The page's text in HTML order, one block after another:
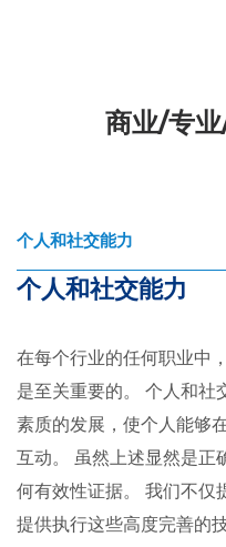
商业/专
个人和社交能力
个人和社交能力
在每个行业的任何职业中
是至关重要的。 个人和社
素质的发展，使个人能够
互动。 虽然上述显然是正
何有效性证据。 我们不仅
提供执行这些高度完善的